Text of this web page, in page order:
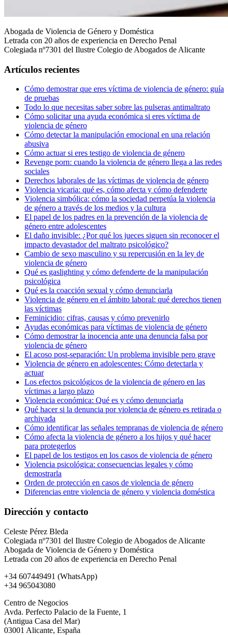
Abogada de Violencia de Género y Doméstica
Letrada con 20 años de experiencia en Derecho Penal
Colegiada nº7301 del Ilustre Colegio de Abogados de Alicante
Artículos recientes
Cómo demostrar que eres víctima de violencia de género: guía
de pruebas
Todo lo que necesitas saber sobre las pulseras antimaltrato
Cómo solicitar una ayuda económica si eres víctima de
violencia de género
Cómo detectar la manipulación emocional en una relación
abusiva
Cómo actuar si eres testigo de violencia de género
Revenge porn: cuando la violencia de género llega a las redes
sociales
Derechos laborales de las víctimas de violencia de género
Violencia vicaria: qué es, cómo afecta y cómo defenderte
Violencia simbólica: cómo la sociedad perpetúa la violencia
de género a través de los medios y la cultura
El papel de los padres en la prevención de la violencia de
género entre adolescentes
El daño invisible: ¿Por qué los jueces siguen sin reconocer el
impacto devastador del maltrato psicológico?
Cambio de sexo masculino y su repercusión en la ley de
violencia de género
Qué es gaslighting y cómo defenderte de la manipulación
psicológica
Qué es la coacción sexual y cómo denunciarla
Violencia de género en el ámbito laboral: qué derechos tienen
las víctimas
Feminicidio: cifras, causas y cómo prevenirlo
Ayudas económicas para víctimas de violencia de género
Cómo demostrar la inocencia ante una denuncia falsa por
violencia de género
El acoso post-separación: Un problema invisible pero grave
Violencia de género en adolescentes: Cómo detectarla y
actuar
Los efectos psicológicos de la violencia de género en las
víctimas a largo plazo
Violencia económica: Qué es y cómo denunciarla
Qué hacer si la denuncia por violencia de género es retirada o
archivada
Cómo identificar las señales tempranas de violencia de género
Cómo afecta la violencia de género a los hijos y qué hacer
para protegerlos
El papel de los testigos en los casos de violencia de género
Violencia psicológica: consecuencias legales y cómo
demostrarla
Orden de protección en casos de violencia de género
Diferencias entre violencia de género y violencia doméstica
Dirección y contacto
Celeste Pérez Bleda
Colegiada nº7301 del Ilustre Colegio de Abogados de Alicante
Abogada de Violencia de Género y Doméstica
Letrada con 20 años de experiencia en Derecho Penal
+34 607449491 (WhatsApp)
+34 965043080
Centro de Negocios
Avda. Perfecto Palacio de la Fuente, 1
(Antigua Casa del Mar)
03001 Alicante, España